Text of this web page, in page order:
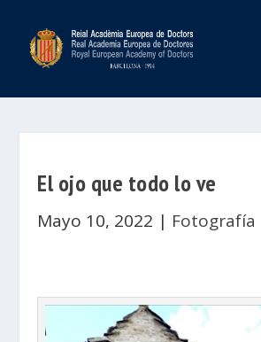
El ojo que todo lo ve
Mayo 10, 2022 | Fotografía